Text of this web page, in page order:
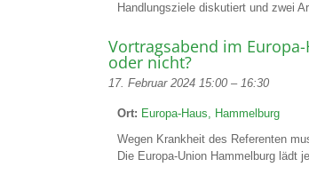
Handlungsziele diskutiert und zwei
Vortragsabend im
oder nicht?
17. Februar 2024 15:00 – 16:30
Ort: Europa-Haus, Hammelburg
Wegen Krankheit des Referenten
Die Europa-Union Hammelburg lädt